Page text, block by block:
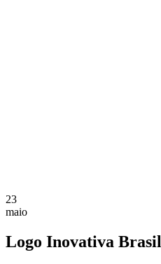
23
maio
Logo Inovativa Brasil